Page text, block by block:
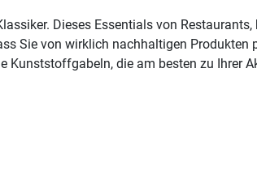
Dieses Essentials von
Sie von wirklich nachhaltigen
Kunststoffgabeln, die am besten zu Ihrer